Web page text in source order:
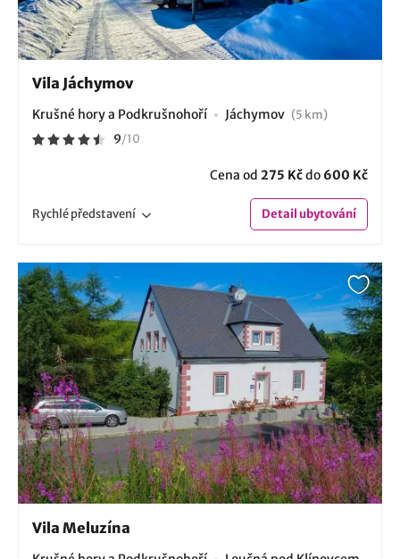
Vila Jáchymov
Krušné hory a Podkrušnohoří Jáchymov (5 km)
9/10
Cena od 275 Kčdo 600 Kč
Rychlépředstavení Detailubytování
Vila Meluzína